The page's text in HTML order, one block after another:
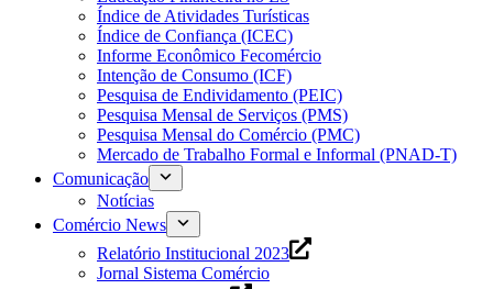
Índice de Atividades Turísticas
Índice de Confiança (ICEC)
Informe Econômico Fecomércio
Intenção de Consumo (ICF)
Pesquisa de Endividamento (PEIC)
Pesquisa Mensal de Serviços (PMS)
Pesquisa Mensal do Comércio (PMC)
Mercado de Trabalho Formal e Informal (PNAD-T)
Comunicação
Notícias
Comércio News
Relatório Institucional 2023
Jornal Sistema Comércio